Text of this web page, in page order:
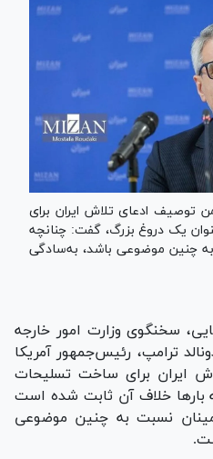
توصیف ادعای تلاش ایران برای
یک دروغ بزرگ، گفت: چنانچه
چنین موضوعی باشد، به‌سادگی
سخنگوی وزارت امور خارجه
ترامپ، رئیس‌جمهور آمریکا
ایران برای ساخت تسلیحات
خلاف آن ثابت شده است
نسبت به چنین موضوعی